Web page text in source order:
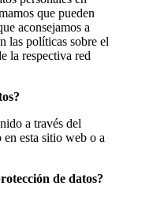
que pueden
aconsejamos a
las políticas sobre el
la respectiva red
a través del
esta sitio web o a
de datos?